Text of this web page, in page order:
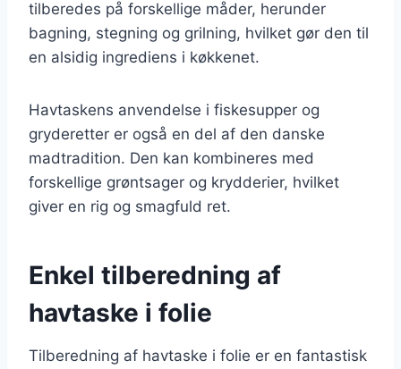
tilberedes på forskellige måder, herunder
bagning, stegning og grilning, hvilket gør den til
en alsidig ingrediens i køkkenet.
Havtaskens anvendelse i fiskesupper og
gryderetter er også en del af den danske
madtradition. Den kan kombineres med
forskellige grøntsager og krydderier, hvilket
giver en rig og smagfuld ret.
Enkel tilberedning af
havtaske i folie
Tilberedning af havtaske i folie er en fantastisk